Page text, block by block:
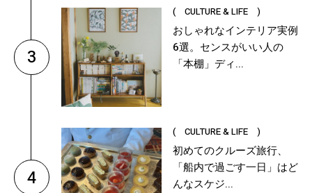
3
( CULTURE & LIFE )
おしゃれなインテリア実例
6選。センスがいい人の
「本棚」ディ...
4
( CULTURE & LIFE )
初めてのクルーズ旅行、
「船内で過ごす一日」はど
んなスケジ...